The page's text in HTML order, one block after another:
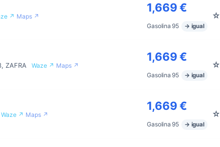
↗ Maps ↗
1,669 €
Gasolina 95 → igual
☆
ZAFRA Waze ↗ Maps ↗
1,669 €
Gasolina 95 → igual
☆
Waze ↗ Maps ↗
1,669 €
Gasolina 95 → igual
☆